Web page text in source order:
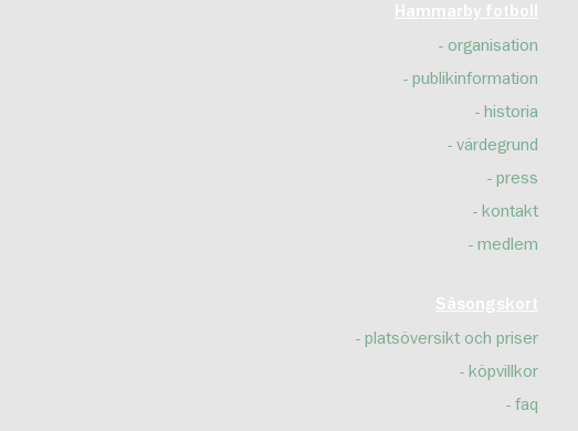
Hammarby fotboll
organisation
publikinformation
historia
värdegrund
press
kontakt
medlem
Säsongskort
platsöversikt och priser
köpvillkor
faq